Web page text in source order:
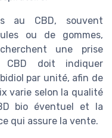
au CBD, souvent
ou de gommes,
une prise
CBD doit indiquer
par unité, afin de
varie selon la qualité
bio éventuel et la
qui assure la vente.